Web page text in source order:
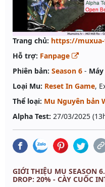
Trang chủ: https://
Hỗ trợ: Fanpage
Phiên bản: Season 6 -
Loại Mu: Reset In Game,
Thể loại: Mu Nguyên bản
Alpha Test: 27/03/2025
GIỚI THIỆU MU SEASON
DROP: 20% - CÀY CUỐC